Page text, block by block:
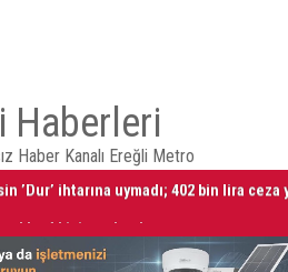
Haberleri
Haber Kanalı Ereğli Metro
’Dur’ ihtarına uymadı; 402 bin lira ceza
4 kişi yaralandı